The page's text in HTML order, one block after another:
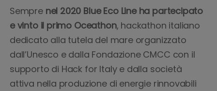
Sempre nel 2020 Blue Eco Line ha partecipato
e vinto il primo Oceathon, hackathon italiano
dedicato alla tutela del mare organizzato
dall’Unesco e dalla Fondazione CMCC con il
supporto di Hack for Italy e dalla società
attiva nella produzione di energie rinnovabili